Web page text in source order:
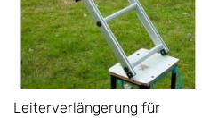
Leiterverlängerung für